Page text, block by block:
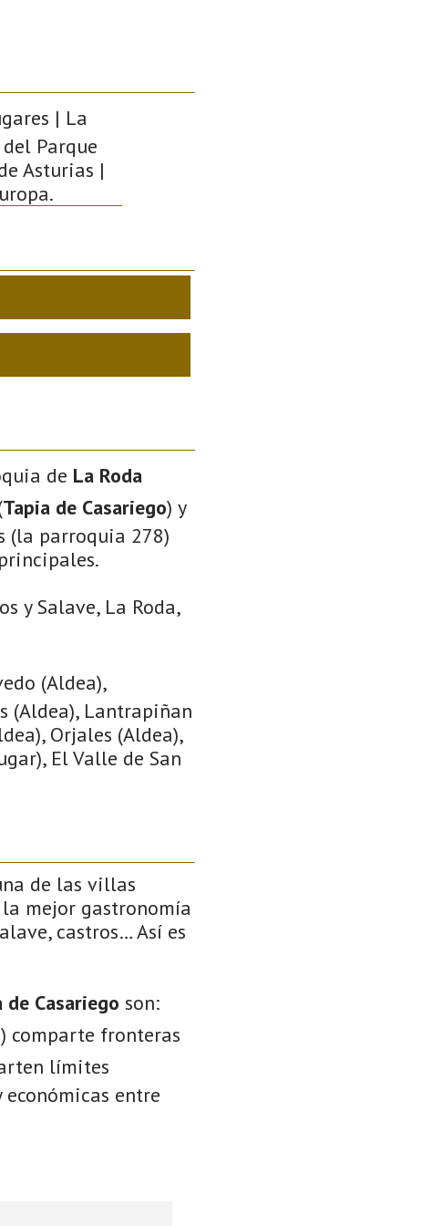
| La
Parque
Asturias |
de La Roda
Tapia de Casariego) y
(la parroquia 278)
y Salave, La Roda,
(Aldea),
(Aldea), Lantrapiñan
Orjales (Aldea),
El Valle de San
de las villas
mejor gastronomía
castros… Así es
de Casariego son:
comparte fronteras
límites
entre